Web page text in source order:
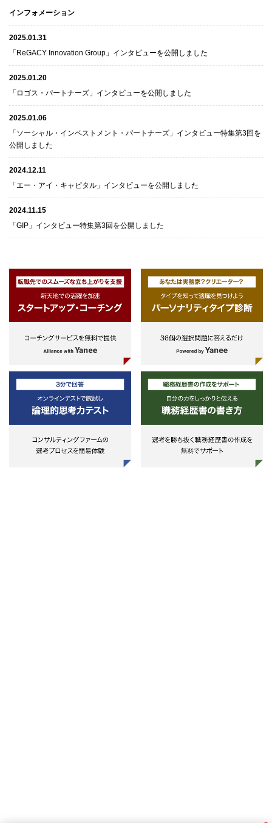
インフォメーション
2025.01.31
「ReGACY Innovation Group」インタビューを公開しました
2025.01.20
「ロゴス・パートナーズ」インタビューを公開しました
2025.01.06
「ソーシャル・インベストメント・パートナーズ」インタビュー特集第3回を
公開しました
2024.12.11
「エー・アイ・キャピタル」インタビューを公開しました
2024.11.15
「GIP」インタビュー特集第3回を公開しました